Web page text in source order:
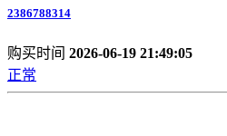
2386788314
购买时间 2026-06-19 21:49:05
正常